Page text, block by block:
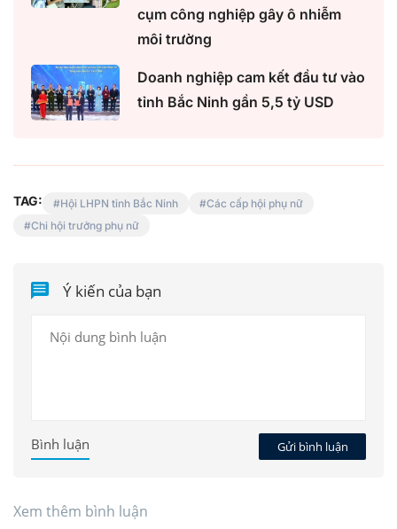
cụm công nghiệp gây ô nhiễm
môi trường
Doanh nghiệp cam kết đầu tư vào
tỉnh Bắc Ninh gần 5,5 tỷ USD
TAG: Hội LHPN tỉnh Bắc Ninh
Các cấp hội phụ nữ
Chi hội trưởng phụ nữ
Ý kiến của bạn
Gửi bình luận
Bình luận
Xem thêm bình luận